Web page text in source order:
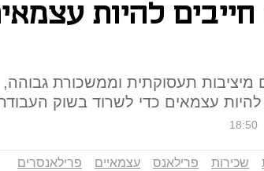
להיות
מיציבות תעסוקתית וממשכורת גבוהה,
עצמאים כדי לשרוד בשוק
18:50
שכירות פרילאנס עצמאיים פרילאנסרים